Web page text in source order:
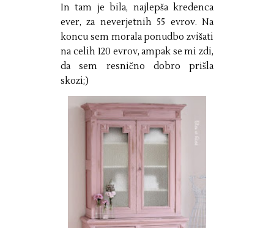
In tam je bila, najlepša kredenca
ever, za neverjetnih 55 evrov. Na
koncu sem morala ponudbo zvišati
na celih 120 evrov, ampak se mi zdi,
da sem resnično dobro prišla
skozi;)